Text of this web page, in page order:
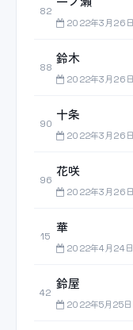
82
2022年3月26日
88
鈴木
2022年3月26日
90
十条
2022年3月26日
96
花咲
2022年3月26日
15
華
2022年4月24日
42
鈴屋
2022年5月25日